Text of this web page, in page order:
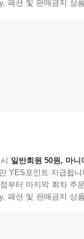
패션 및 판매금지 상
일반회원 50원, 마니
YES포인트 지급됩니
부터 마지막 회차 주
패션 및 판매금지 상